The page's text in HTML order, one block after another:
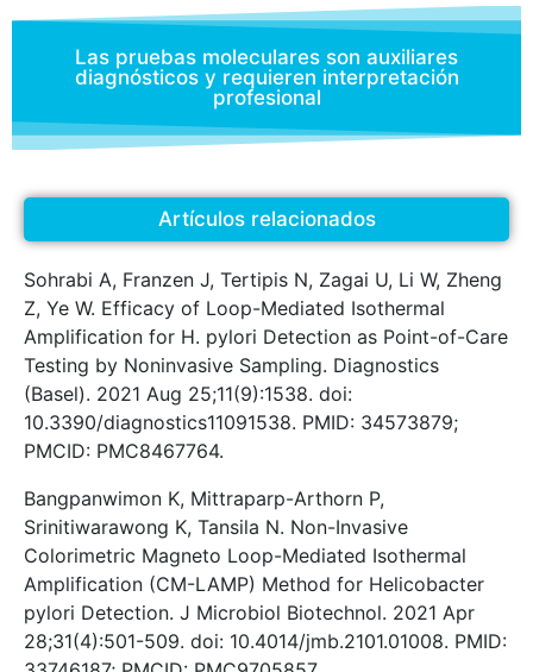
Las pruebas moleculares son auxiliares
diagnósticos y requieren interpretación
profesional
Artículos relacionados
Sohrabi A, Franzen J, Tertipis N, Zagai U, Li W, Zheng
Z, Ye W. Efficacy of Loop-Mediated Isothermal
Amplification for H. pylori Detection as Point-of-Care
Testing by Noninvasive Sampling. Diagnostics
(Basel). 2021 Aug 25;11(9):1538. doi:
10.3390/diagnostics11091538. PMID: 34573879;
PMCID: PMC8467764.
Bangpanwimon K, Mittraparp-Arthorn P,
Srinitiwarawong K, Tansila N. Non-Invasive
Colorimetric Magneto Loop-Mediated Isothermal
Amplification (CM-LAMP) Method for Helicobacter
pylori Detection. J Microbiol Biotechnol. 2021 Apr
28;31(4):501-509. doi: 10.4014/jmb.2101.01008. PMID: